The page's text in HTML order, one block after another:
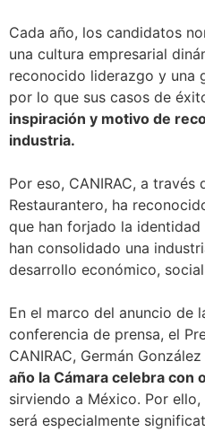
Cada año, los candidatos
una cultura empresarial
reconocido liderazgo y una
por lo que sus casos de
inspiración y motivo de
industria.
Por eso, CANIRAC, a través
Restaurantero, ha
que han forjado la
han consolidado una
desarrollo económico,
En el marco del anuncio de
conferencia de prensa, el
CANIRAC, Germán
año la Cámara celebra con
sirviendo a México. Por
será especialmente